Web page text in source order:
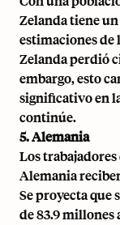
Zelanda tiene un
estimaciones de
Zelanda perdió
embargo, esto
significativo en
continúe.
5. Alemania
Los
Alemania
Se proyecta que
de 83.9 millones